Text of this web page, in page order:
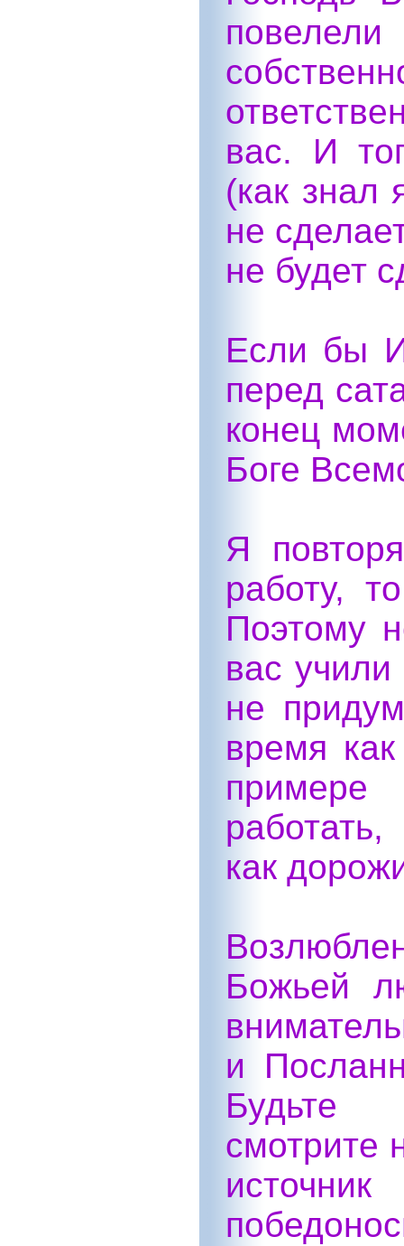
вас. И
(как знал
не
не будет
Если бы
перед
конец
Боге
Я
работу,
Поэтому
вас
не
время
примере
как
Божьей
и
Будьте
смотрите